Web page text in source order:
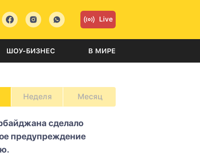
Live
ШОУ-БИЗНЕС В МИРЕ
Неделя Месяц
сделало
предупреждение